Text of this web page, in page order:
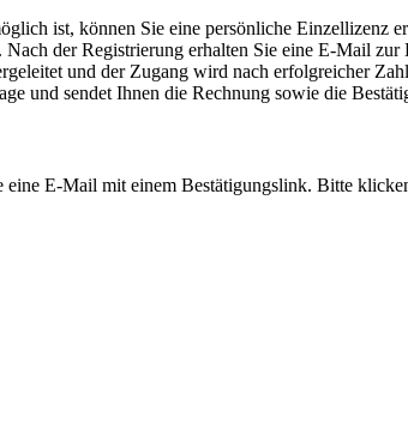
ist, können Sie eine persönliche Einzellizenz
Nach der Registrierung erhalten Sie eine E-Mail
und der Zugang wird nach erfolgreicher
und sendet Ihnen die Rechnung sowie die
eine E-Mail mit einem Bestätigungslink. Bitte